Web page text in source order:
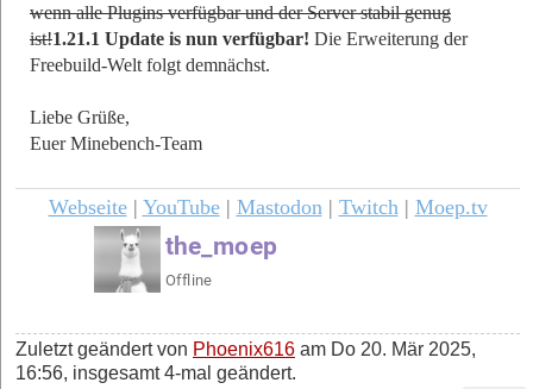
wenn alle Plugins verfügbar und der Server stabil genug
ist!1.21.1 Update is nun verfügbar! Die Erweiterung der
Freebuild-Welt folgt demnächst.
Liebe Grüße,
Euer Minebench-Team
Webseite| YouTube| Mastodon| Twitch| Moep.tv
Zuletzt geändert von Phoenix616 am Do 20. Mär 2025,
16:56, insgesamt 4-mal geändert.